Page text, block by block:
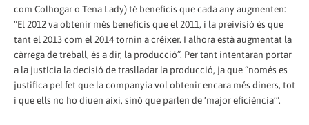
com Colhogar o Tena Lady) té beneficis que cada any augmenten:
“El 2012 va obtenir més beneficis que el 2011, i la preivisió és que
tant el 2013 com el 2014 tornin a créixer. I alhora està augmentat la
càrrega de treball, és a dir, la producció”. Per tant intentaran portar
a la justícia la decisió de traslladar la producció, ja que “només es
justifica pel fet que la companyia vol obtenir encara més diners, tot
i que ells no ho diuen així, sinó que parlen de ‘major eficiència’”.